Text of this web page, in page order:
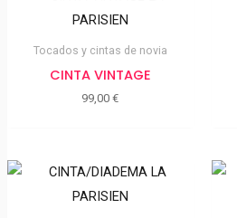
Tocados y cintas de novia
CINTA VINTAGE
99,00€